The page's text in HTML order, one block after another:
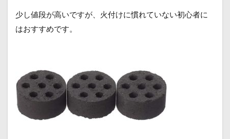
少し値段が高いですが、火付けに慣れていない初心者に
はおすすめです。